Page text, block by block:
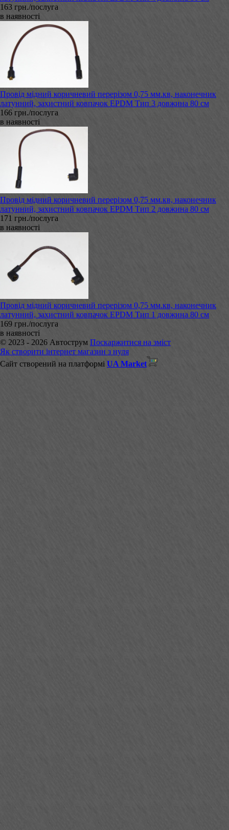
163 грн./послуга
в наявності
Провід мідний коричневий перерізом 0,75 мм.кв, наконечник
латунний, захистний ковпачок EPDM Тип 3 довжина 80 см
166 грн./послуга
в наявності
Провід мідний коричневий перерізом 0,75 мм.кв, наконечник
латунний, захистний ковпачок EPDM Тип 2 довжина 80 см
171 грн./послуга
в наявності
Провід мідний коричневий перерізом 0,75 мм.кв, наконечник
латунний, захистний ковпачок EPDM Тип 1 довжина 80 см
169 грн./послуга
в наявності
© 2023 - 2026 Автострум Поскаржитися на зміст
Як створити інтернет магазин з нуля
Сайт створений на платформі UA Market